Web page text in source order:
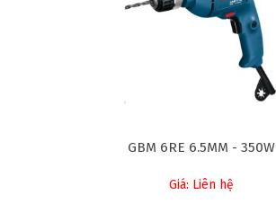
GBM 6RE 6.5MM - 350W
Giá: Liên hệ